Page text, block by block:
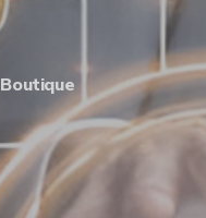
Boutique